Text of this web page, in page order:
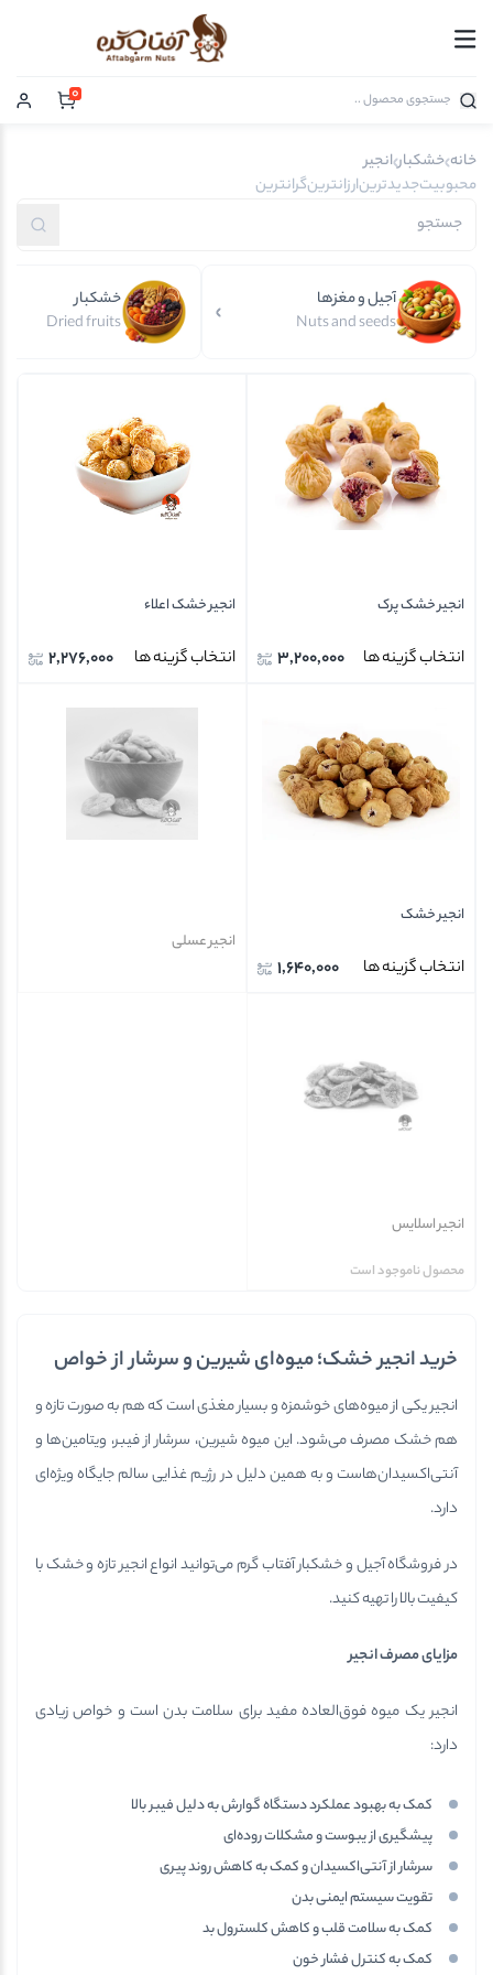
0
خانه خشکبار انجیر
محبوبیتجدیدترینارزانترینگرانترین
آجیل و مغزها
Nuts and seeds
خشکبار
Dried fruits
انجیر خشک پرک
انتخاب گزینه ها 3,200,000
انجیر خشک اعلاء
انتخاب گزینه ها 2,276,000
انجیر خشک
انتخاب گزینه ها 1,640,000
انجیر عسلی
انجیر اسلایس
محصول ناموجود است
خرید انجیر خشک؛ میوه‌ای شیرین و سرشار از خواص
انجیر یکی از میوه‌های خوشمزه و بسیار مغذی است که هم به صورت تازه و
هم خشک مصرف می‌شود. این میوه شیرین، سرشار از فیبر، ویتامین‌ها و
آنتی‌اکسیدان‌هاست و به همین دلیل در رژیم غذایی سالم جایگاه ویژه‌ای
دارد.
در فروشگاه آجیل و خشکبار آفتاب گرم می‌توانید انواع انجیر تازه و خشک با
کیفیت بالا را تهیه کنید.
مزایای مصرف انجیر
انجیر یک میوه فوق‌العاده مفید برای سلامت بدن است و خواص زیادی
دارد:
کمک به بهبود عملکرد دستگاه گوارش به دلیل فیبر بالا
پیشگیری از یبوست و مشکلات روده‌ای
سرشار از آنتی‌اکسیدان و کمک به کاهش روند پیری
تقویت سیستم ایمنی بدن
کمک به سلامت قلب و کاهش کلسترول بد
کمک به کنترل فشار خون